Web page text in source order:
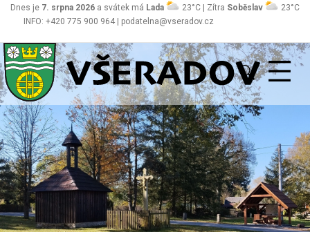
INFO: +420 775 900 964 | podatelna@vseradov.cz
Dnes je 7. srpna 2026 a svátek má Lada 23°C | Zítra Soběslav 23°C
Všeradov